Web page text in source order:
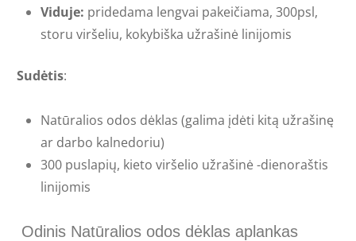
Viduje: pridedama lengvai pakeičiama, 300psl,
storu viršeliu, kokybiška užrašinė linijomis
Sudėtis:
Natūralios odos dėklas (galima įdėti kitą užrašinę
ar darbo kalnedoriu)
300 puslapių, kieto viršelio užrašinė -dienoraštis
linijomis
Odinis Natūralios odos dėklas aplankas